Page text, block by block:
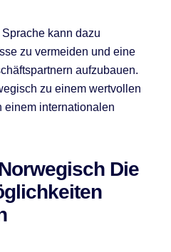
kann dazu
zu vermeiden und eine
aufzubauen.
zu einem wertvollen
einem internationalen
Die